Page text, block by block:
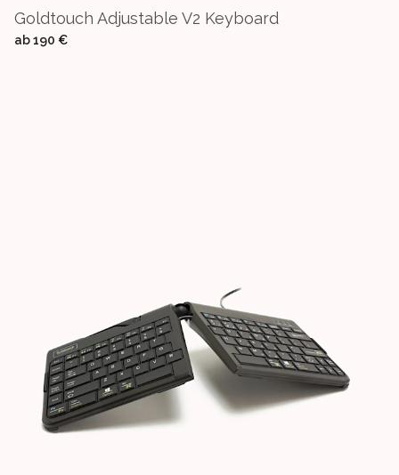
Goldtouch Adjustable V2 Keyboard
ab190 €